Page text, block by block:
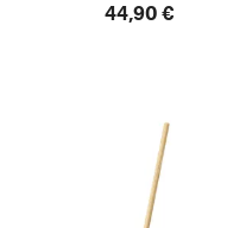
44,90 €